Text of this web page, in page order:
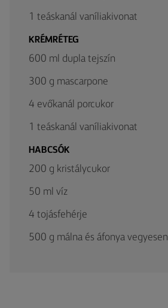
1 teáskanál vaníliakivonat
KRÉMRÉTEG
600 ml dupla tejszín
300 g mascarpone
4 evőkanál porcukor
1 teáskanál vaníliakivonat
HABCSÓK
200 g kristálycukor
50 ml víz
4 tojásfehérje
500 g málna és áfonya vegyesen